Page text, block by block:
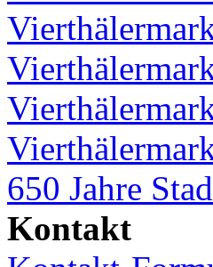
650 Jahre
Kontakt